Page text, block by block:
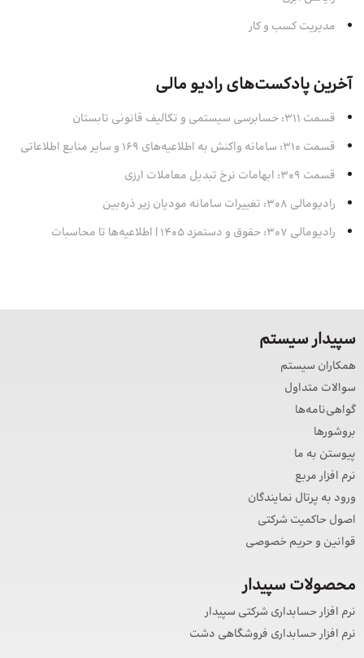
مدیریت کسب و کار
آخرین پادکست‌های رادیو مالی
قسمت 311: حسابرسی سیستمی و تکالیف قانونی تابستان
قسمت 310: سامانه واکنش به اطلاعیه‌های 169 و سایر منابع اطلاعاتی
قسمت 309: ابهامات نرخ تبدیل معاملات ارزی
رادیومالی 308: تغییرات سامانه مودیان زیر ذره‌بین
رادیومالی 307: حقوق و دستمزد 1405 | اطلاعیه‌ها تا محاسبات
سپیدار سیستم
همکاران سیستم
سوالات متداول
گواهی‌نامه‌ها
بروشورها
پیوستن به ما
نرم افزار مربع
ورود به پرتال نمایندگان
اصول حاکمیت شرکتی
قوانین و حریم خصوصی
محصولات سپیدار
نرم افزار حسابداری شرکتی سپیدار
نرم افزار حسابداری فروشگاهی دشت